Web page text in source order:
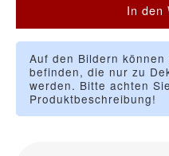
In den
Auf den Bildern
befinden, die nur zu
werden. Bitte achten
Produktbeschreibung!